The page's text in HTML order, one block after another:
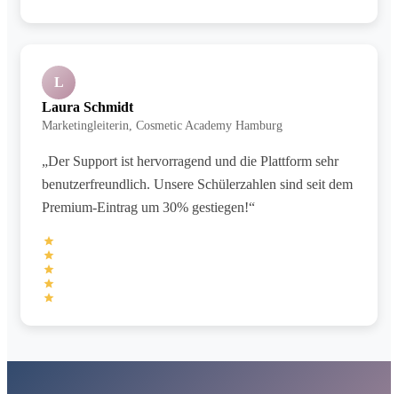
L
Laura Schmidt
Marketingleiterin, Cosmetic Academy Hamburg
„Der Support ist hervorragend und die Plattform sehr
benutzerfreundlich. Unsere Schülerzahlen sind seit dem
Premium-Eintrag um 30% gestiegen!“